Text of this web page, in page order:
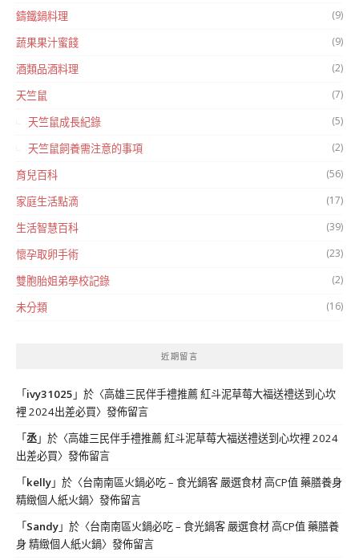
鑄鐵鍋料理 (9)
蔬果果汁蜜餞 (9)
酒類品酒料理 (2)
天竺鼠 (7)
天竺鼠成長紀錄 (5)
天竺鼠飼養需注意的事項 (2)
育兒百科 (56)
家庭生活點滴 (17)
生活智慧百科 (39)
懷孕取卵手術 (23)
雙胞胎姐弟學校記錄 (2)
未分類 (16)
近期留言
「 ivy31025 」於〈高雄三民伴手禮推薦 紅斗泥草莓大福送禮送到心坎
裡 2024出差必買〉發佈留言
「丞」於〈高雄三民伴手禮推薦 紅斗泥草莓大福送禮送到心坎裡 2024
出差必買〉發佈留言
「 kelly」於〈台南南區火鍋必吃 – 食光鍋客 嚴選食材 高CP值 藥膳養身
精緻個人紙火鍋〉發佈留言
「 Sandy」於〈台南南區火鍋必吃 – 食光鍋客 嚴選食材 高CP值 藥膳養
身 精緻個人紙火鍋〉發佈留言